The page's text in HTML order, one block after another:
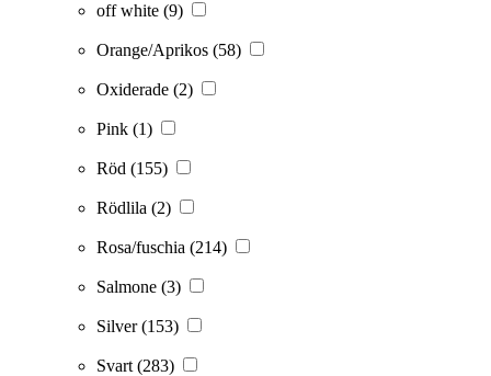
off white (9)
Orange/Aprikos (58)
Oxiderade (2)
Pink (1)
Röd (155)
Rödlila (2)
Rosa/fuschia (214)
Salmone (3)
Silver(153)
Svart (283)